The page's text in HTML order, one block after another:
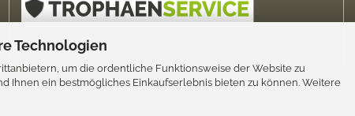
Technologien
um die ordentliche Funktionsweise der Website zu
Ihnen ein bestmögliches Einkaufserlebnis bieten zu können. Weitere